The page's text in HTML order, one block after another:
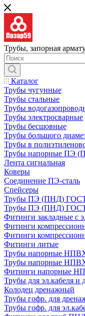
Трубы, запорная
Каталог
Трубы чугунные
Трубы стальные
Трубы
Трубы электросварные
Трубы бесшовные
Трубы большого
Трубы в
Трубы напорные ПЭ
Лента сигнальная
Коверы
Соединение ПЭ-сталь
Спейсеры
Трубы ПЭ (ПНД) ГОСТ
Трубы ПЭ (ПНД) ГОСТ
Фитинги закладные с
Фитинги
Фитинги
Фитинги литые
Трубы напорные
Трубы напорные
Фитинги напорные
Трубы для эл.кабеля
Колодец дренажный
Трубы гофр. для
Трубы гофр. для